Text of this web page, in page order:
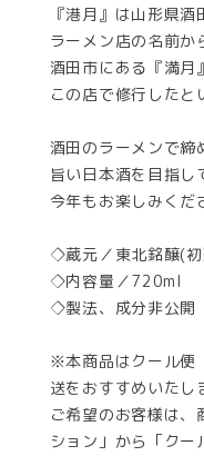
『港月』は山形県
ラーメン店の名前か
酒田市にある『満月
この店で修行したと
酒田のラーメンで締
旨い日本酒を目指し
今年もお楽しみくだ
◇蔵元／東北銘醸(
◇内容量／720ml
◇製法、成分非公開
※本商品はクール便
送をおすすめいたし
ご希望のお客様は
ション」から「ク